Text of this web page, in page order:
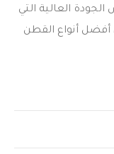
العالية التي
أفضل أنواع القطن